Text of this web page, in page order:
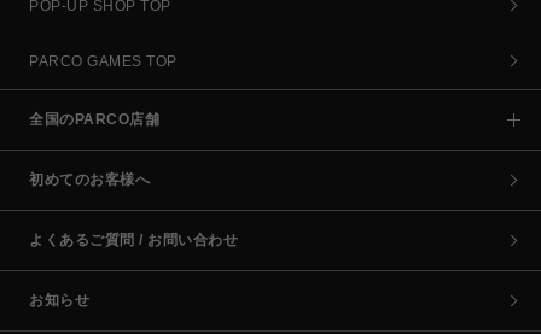
POP-UP SHOP TOP
PARCO GAMES TOP
全国のPARCO店舗
初めてのお客様へ
よくあるご質問 / お問い合わせ
お知らせ